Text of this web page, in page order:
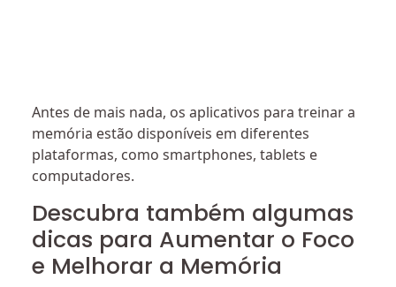
Antes de mais nada, os aplicativos para treinar a
memória estão disponíveis em diferentes
plataformas, como smartphones, tablets e
computadores.
Descubra também algumas
dicas para Aumentar o Foco
e Melhorar a Memória